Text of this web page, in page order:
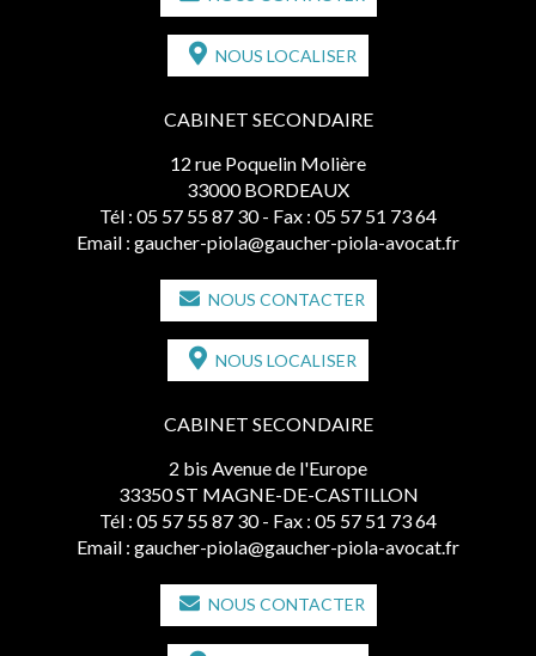
NOUS LOCALISER
CABINET SECONDAIRE
12 rue Poquelin Molière
33000 BORDEAUX
Tél : 05 57 55 87 30 - Fax : 05 57 51 73 64
Email : gaucher-piola@gaucher-piola-avocat.fr
NOUS CONTACTER
NOUS LOCALISER
CABINET SECONDAIRE
2 bis Avenue de l'Europe
33350 ST MAGNE-DE-CASTILLON
Tél : 05 57 55 87 30 - Fax : 05 57 51 73 64
Email : gaucher-piola@gaucher-piola-avocat.fr
NOUS CONTACTER